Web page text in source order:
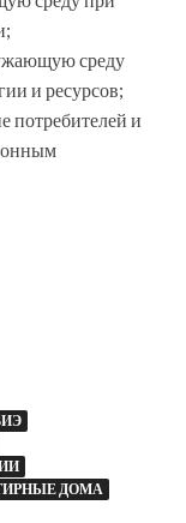
среду
и ресурсов;
потребителей и
ДОМА